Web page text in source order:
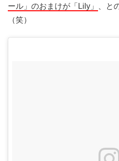
ール」のおまけが「Lily」
、と
（笑）